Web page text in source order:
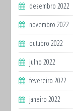
dezembro 2022
novembro 2022
outubro 2022
julho 2022
fevereiro 2022
janeiro 2022